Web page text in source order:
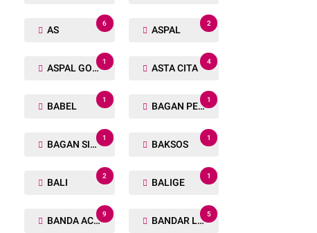
AS
6
ASPAL
2
ASPAL GORENG
1
ASTA CITA
4
BABEL
1
BAGAN PETE
1
BAGAN SIAPIN API
1
BAKSOS
1
BALI
2
BALIGE
1
BANDA ACEH
9
BANDAR LAMPUNG
5